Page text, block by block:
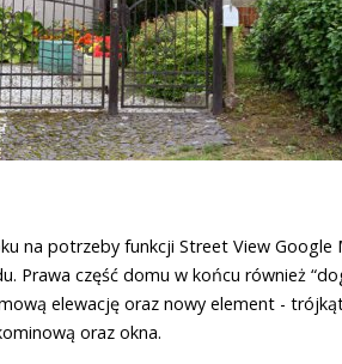
na potrzeby funkcji Street View
Prawa część domu w końcu również
elewację oraz nowy element -
oraz okna.